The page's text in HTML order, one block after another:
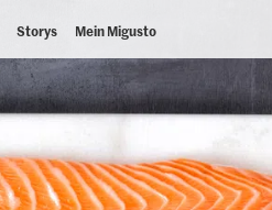
Storys Mein Migusto